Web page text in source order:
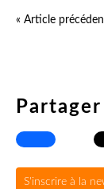
« Article
S'inscrire à la